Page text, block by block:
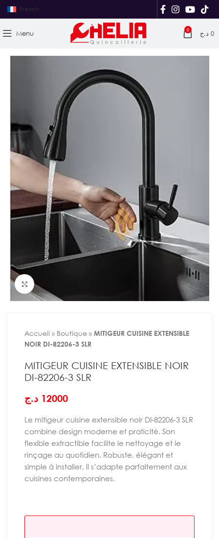
French
Menu 0 0 د.ج
Agrandir
Accueil » Boutique » MITIGEUR CUISINE EXTENSIBLE
NOIR DI-82206-3 SLR
MITIGEUR CUISINE EXTENSIBLE NOIR
DI-82206-3 SLR
12000 د.ج
Le mitigeur cuisine extensible noir DI-82206-3 SLR
combine design moderne et praticité. Son
flexible extractible facilite le nettoyage et le
rinçage au quotidien. Robuste, élégant et
simple à installer, il s’adapte parfaitement aux
cuisines contemporaines.